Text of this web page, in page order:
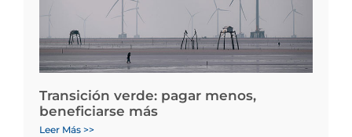
Transición verde: pagar menos,
beneficiarse más
Leer Más >>